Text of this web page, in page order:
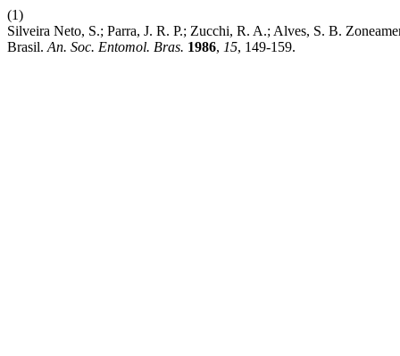
(1)
Silveira Neto, S.; Parra, J. R. P.; Zucchi, R. A.; Alves, S. B.
Brasil. An. Soc. Entomol. Bras. 1986, 15, 149-159.